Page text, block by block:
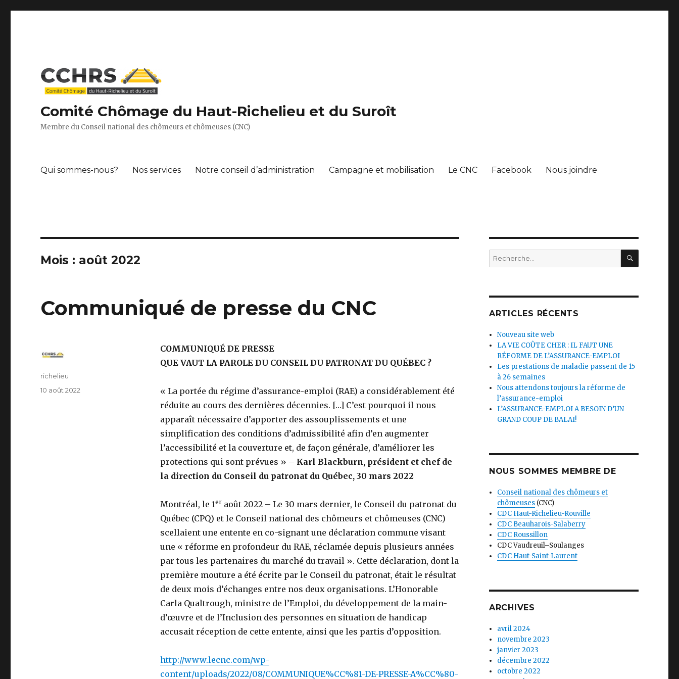
Comité Chômage du Haut-Richelieu et du Suroît
Membre du Conseil national des chômeurs et chômeuses (CNC)
Qui sommes-nous? Nos services Notre conseil d’administration Campagne et mobilisation Le CNC Facebook Nous joindre
Mois : août 2022
Communiqué de presse du CNC
COMMUNIQUÉ DE PRESSE
QUE VAUT LA PAROLE DU CONSEIL DU PATRONAT DU QUÉBEC ?
« La portée du régime d’assurance-emploi (RAE) a considérablement été
réduite au cours des dernières décennies. […] C’est pourquoi il nous
apparaît nécessaire d’apporter des assouplissements et une
simplification des conditions d’admissibilité afin d’en augmenter
l’accessibilité et la couverture et, de façon générale, d’améliorer les
protections qui sont prévues » – Karl Blackburn, président et chef de
la direction du Conseil du patronat du Québec, 30 mars 2022
Montréal, le 1eraoût 2022 – Le 30 mars dernier, le Conseil du patronat du
Québec (CPQ) et le Conseil national des chômeurs et chômeuses (CNC)
scellaient une entente en co-signant une déclaration commune visant
une « réforme en profondeur du RAE, réclamée depuis plusieurs années
par tous les partenaires du marché du travail ». Cette déclaration, dont la
première mouture a été écrite par le Conseil du patronat, était le résultat
de deux mois d’échanges entre nos deux organisations. L’Honorable
Carla Qualtrough, ministre de l’Emploi, du développement de la main-
d’œuvre et de l’Inclusion des personnes en situation de handicap
accusait réception de cette entente, ainsi que les partis d’opposition.
http://www.lecnc.com/wp-
content/uploads/2022/08/COMMUNIQUE%CC%81-DE-PRESSE-A%CC%80-
Auteur
richelieu
Publié
10 août 2022
Recherche
pour
ARTICLES RÉCENTS
Nouveau site web
LA VIE COÛTE CHER : IL FAUT UNE
RÉFORME DE L’ASSURANCE-EMPLOI
Les prestations de maladie passent de 15
à 26 semaines
Nous attendons toujours la réforme de
l’assurance-emploi
L’ASSURANCE-EMPLOI A BESOIN D’UN
GRAND COUP DE BALAI!
NOUS SOMMES MEMBRE DE
Conseil national des chômeurs et
chômeuses (CNC)
CDC Haut-Richelieu-Rouville
CDC Beauharois-Salaberry
CDC Roussillon
CDC Vaudreuil–Soulanges
CDC Haut-Saint-Laurent
ARCHIVES
avril 2024
novembre 2023
janvier 2023
décembre 2022
octobre 2022